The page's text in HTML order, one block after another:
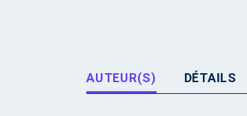
AUTEUR(S) DÉTAILS